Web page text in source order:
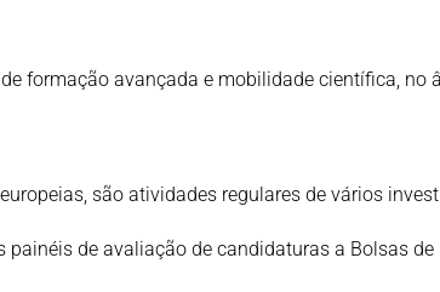
formação avançada e mobilidade científica, no
são atividades regulares de vários
de avaliação de candidaturas a Bolsas